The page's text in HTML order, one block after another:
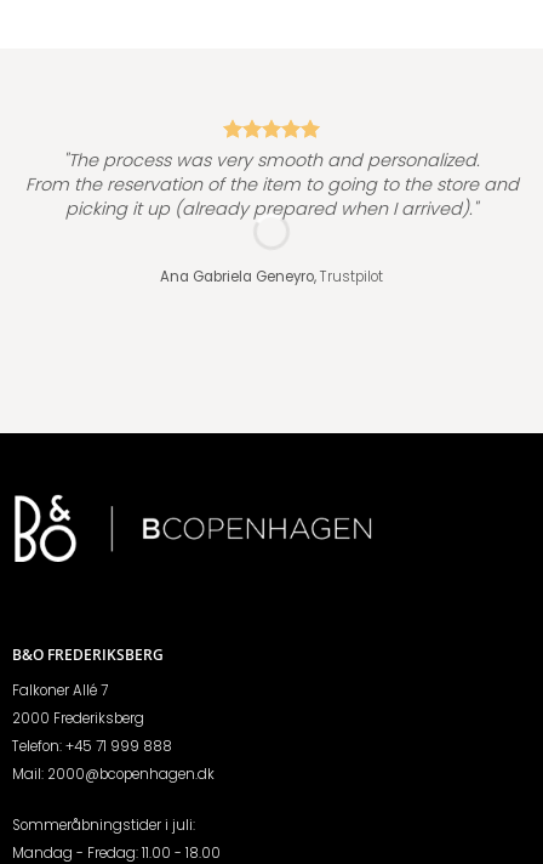
"The process was very smooth and personalized.
From the reservation of the item to going to the store and
picking it up (already prepared when I arrived)."
Ana Gabriela Geneyro,Trustpilot
B&O FREDERIKSBERG
Falkoner Allé 7
2000 Frederiksberg
Telefon:+45 71 999 888
Mail: 2000@bcopenhagen.dk
Sommeråbningstider i juli:
Mandag - Fredag: 11.00 - 18.00